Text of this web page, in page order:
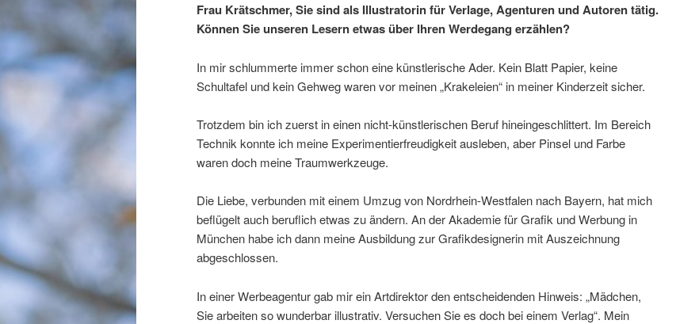
Frau Krätschmer, Sie sind als Illustratorin für Verlage, Agenturen und Autoren tätig.
Können Sie unseren Lesern etwas über Ihren Werdegang erzählen?
In mir schlummerte immer schon eine künstlerische Ader. Kein Blatt Papier, keine
Schultafel und kein Gehweg waren vor meinen „Krakeleien“ in meiner Kinderzeit sicher.
Trotzdem bin ich zuerst in einen nicht-künstlerischen Beruf hineingeschlittert. Im Bereich
Technik konnte ich meine Experimentierfreudigkeit ausleben, aber Pinsel und Farbe
waren doch meine Traumwerkzeuge.
Die Liebe, verbunden mit einem Umzug von Nordrhein-Westfalen nach Bayern, hat mich
beflügelt auch beruflich etwas zu ändern. An der Akademie für Grafik und Werbung in
München habe ich dann meine Ausbildung zur Grafikdesignerin mit Auszeichnung
abgeschlossen.
In einer Werbeagentur gab mir ein Artdirektor den entscheidenden Hinweis: „Mädchen,
Sie arbeiten so wunderbar illustrativ. Versuchen Sie es doch bei einem Verlag“. Mein